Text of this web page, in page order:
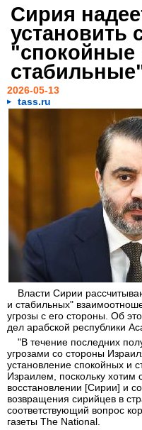
Сирия
установить
"спокойные
2026-05-13
tass.ru
Власти Сирии
и стабильных"
угрозы с его стороны. Об
дел арабской республики
"В течение последних
угрозами со стороны
установление спокойных и
Израилем, поскольку хотим
восстановлении [Сирии] и
возвращения сирийцев в
соответствующий вопрос
газеты The National.